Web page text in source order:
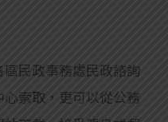
民政事務處民政諮詢
索取，更可以從公務